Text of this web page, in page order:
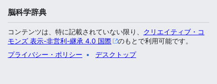
脳科学辞典
コンテンツは、特に記載されていない限り、 クリエイティブ・コ
モンズ 表示-非営利-継承 4.0 国際
のもとで利用可能です。
プライバシー・ポリシー
デスクトップ